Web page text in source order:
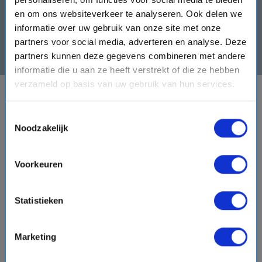
en om ons websiteverkeer te analyseren. Ook delen we
informatie over uw gebruik van onze site met onze
partners voor social media, adverteren en analyse. Deze
partners kunnen deze gegevens combineren met andere
informatie die u aan ze heeft verstrekt of die ze hebben
verzameld op basis van uw gebruik van hun services.
Noodzakelijk
Voorkeuren
Statistieken
Marketing
mail
Sign up
DESTINATIONS
CRUISE PORTS
CRUISE LINES